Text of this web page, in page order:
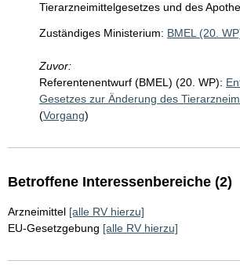
Tierarzneimittelgesetzes und des
Zuständiges Ministerium: BMEL (20.
Zuvor:
Referentenentwurf (BMEL) (20. WP):
Gesetzes zur Änderung des
(Vorgang)
Betroffene Interessenbereiche (2)
Arzneimittel [alle RV hierzu]
EU-Gesetzgebung [alle RV hierzu]